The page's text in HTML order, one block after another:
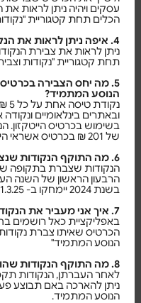
עסקים ויהיה ניתן לראות
הכלים תחת קטגוריית
4. איפה ניתן לראות את הנקודות שצברתי?
ניתן לראות את צבירת
תחת קטגוריית "נקודות
5. מה יחס הצבירה
הנוסע המתמיד?
בשימוש בכרטיס הייטקזון.
של 201 ₪ בכרטיס אשראי הייטקזון בכל חודש.
6. מה התוקף הנקודות שנצברות באפליקציית כאל?
הנקודות שצברת בתקופה
הרבעון הראשון של השנה
בשנת 2024 יימחקו ב- 31.3.25.
7. איך אני מעביר את הנקודות למועדון הנוסע המתמיד?
באפליקציית כאל רושמים
הכרטיס שאיתו צברת
הנוסע המתמיד"
8. מה התוקף הנקודות שהועברו למועדון הנוסע המתמיד?
ניתן להארכה באם תבוצע
הנוסע המתמיד.